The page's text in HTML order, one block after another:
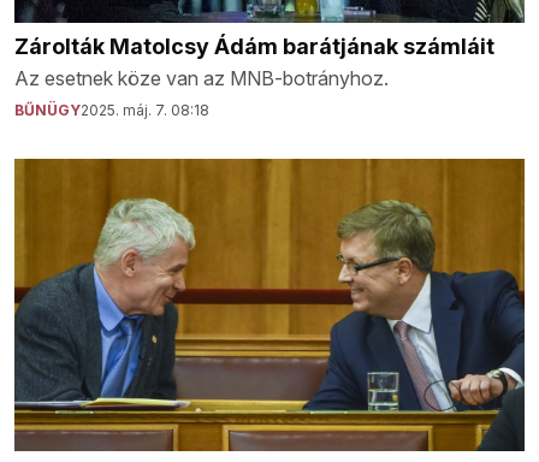
Zárolták Matolcsy Ádám barátjának számláit
Az esetnek köze van az MNB-botrányhoz.
BŰNÜGY2025. máj. 7. 08:18